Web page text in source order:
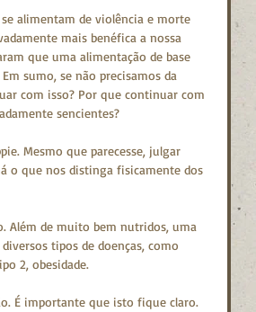
alimentam de violência e morte
mais benéfica a nossa
que uma alimentação de base
sumo, se não precisamos da
com isso? Por que continuar com
sencientes?
Mesmo que parecesse, julgar
o que nos distinga fisicamente dos
Além de muito bem nutridos, uma
tipos de doenças, como
2, obesidade.
É importante que isto fique claro.